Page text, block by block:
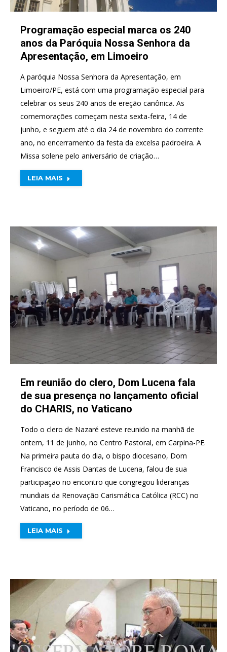
Programação especial marca os 240
anos da Paróquia Nossa Senhora da
Apresentação, em Limoeiro
A paróquia Nossa Senhora da Apresentação, em
Limoeiro/PE, está com uma programação especial para
celebrar os seus 240 anos de ereção canônica. As
comemorações começam nesta sexta-feira, 14 de
junho, e seguem até o dia 24 de novembro do corrente
ano, no encerramento da festa da excelsa padroeira. A
Missa solene pelo aniversário de criação…
LEIA MAIS
Em reunião do clero, Dom Lucena fala
de sua presença no lançamento oficial
do CHARIS, no Vaticano
Todo o clero de Nazaré esteve reunido na manhã de
ontem, 11 de junho, no Centro Pastoral, em Carpina-PE.
Na primeira pauta do dia, o bispo diocesano, Dom
Francisco de Assis Dantas de Lucena, falou de sua
participação no encontro que congregou lideranças
mundiais da Renovação Carismática Católica (RCC) no
Vaticano, no período de 06…
LEIA MAIS